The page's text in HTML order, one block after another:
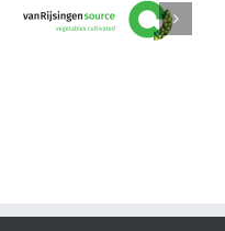
vanRijsingeningredients